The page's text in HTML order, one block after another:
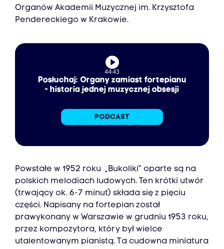
Organów Akademii Muzycznej im. Krzysztofa
Pendereckiego w Krakowie.
Posłuchaj: Organy zamiast fortepianu
- historia jednej muzycznej obsesji‎
PODCAST
44:43
Powstałe w 1952 roku „Bukoliki” oparte są na
polskich melodiach ludowych. Ten krótki utwór
(trwający ok. 6-7 minut) składa się z pięciu
części. Napisany na fortepian został
prawykonany w Warszawie w grudniu 1953 roku,
przez kompozytora, który był wielce
utalentowanym pianistą. Ta cudowna miniatura